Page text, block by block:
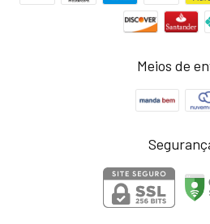
Meios de